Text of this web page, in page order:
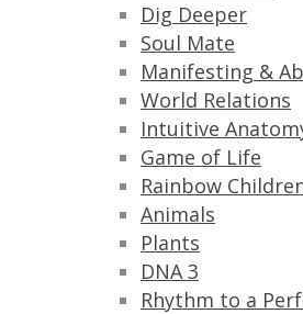
Dig Deeper
Soul Mate
Manifesting &
World Relations
Intuitive
Game of Life
Rainbow
Animals
Plants
DNA 3
Rhythm to a